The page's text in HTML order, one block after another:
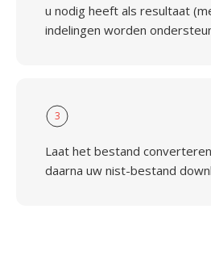
u nodig heeft als resultaat
indelingen worden
3
Laat het bestand
daarna uw nist-bestand